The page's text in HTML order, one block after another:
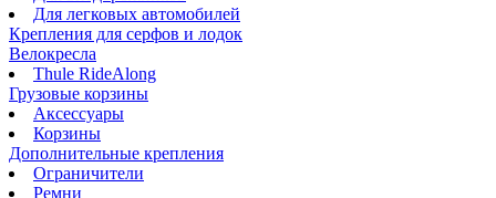
Для легковых автомобилей
Крепления для серфов и лодок
Велокресла
Thule RideAlong
Грузовые корзины
Аксессуары
Корзины
Дополнительные крепления
Ограничители
Ремни